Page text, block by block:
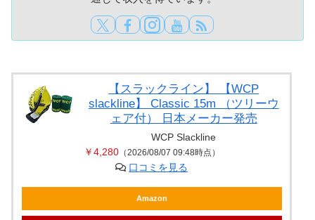
【スラックライン】 【WCP
slackline】 Classic 15m （ツリーウ
ェア付） 日本メーカー発売
WCP Slackline
￥4,280（2026/08/07 09:48時点）
口コミを見る
Amazon